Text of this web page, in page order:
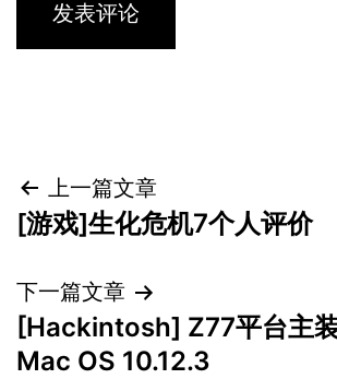
文
章
导
航
上一篇文章
[游戏]生化危机7个人评价
下一篇文章
[Hackintosh] Z77平台主
Mac OS 10.12.3